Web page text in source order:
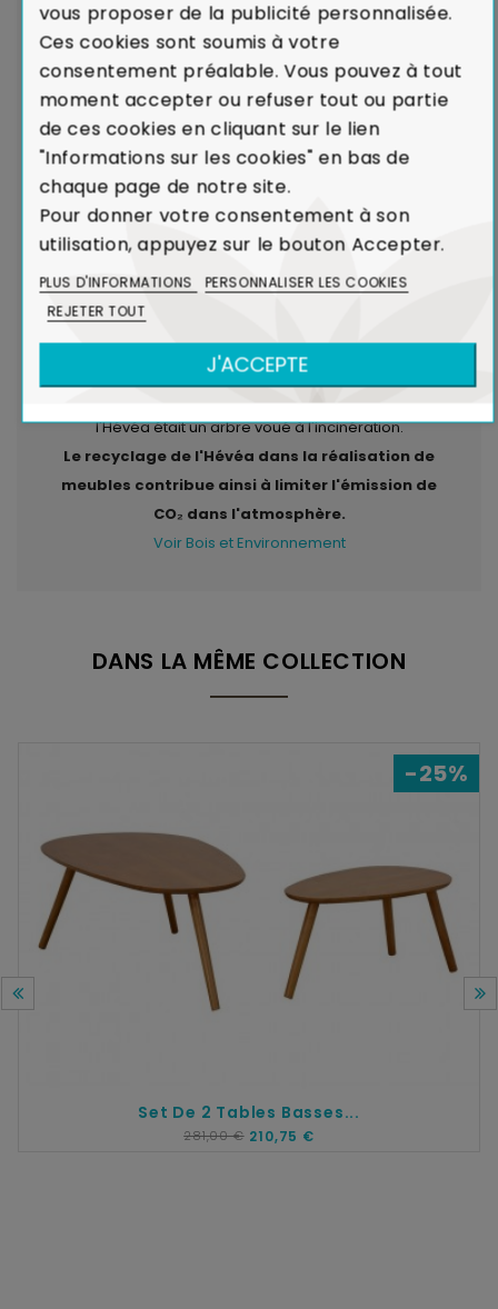
Entretien
: Pas d'entretien particulier, dépoussiérage
LIVRAISON par transporteurs spécialisés :
modalités de livraison
Garantie de Conformité : Satisfait ou
Remboursé.En cas de défaut majeur sur un produit
reçu ou de non-conformité par rapport à votre
commande, nous remplaçons aussitôt votre meuble.
Voir Charte de Qualité
l'Hévéa était un arbre voué à l'incinération.
Le recyclage de l'Hévéa dans la réalisation de
meubles contribue ainsi à limiter l'émission de
CO₂ dans l'atmosphère.
Voir Bois et Environnement
DANS LA MÊME COLLECTION
-25%
Set De 2 Tables Basses...
281,00 € 210,75 €
vous proposer de la publicité personnalisée.
Ces cookies sont soumis à votre
consentement préalable. Vous pouvez à tout
moment accepter ou refuser tout ou partie
de ces cookies en cliquant sur le lien
"Informations sur les cookies" en bas de
chaque page de notre site.
Pour donner votre consentement à son
utilisation, appuyez sur le bouton Accepter.
PLUS D'INFORMATIONS
PERSONNALISER LES COOKIES
REJETER TOUT
J'ACCEPTE